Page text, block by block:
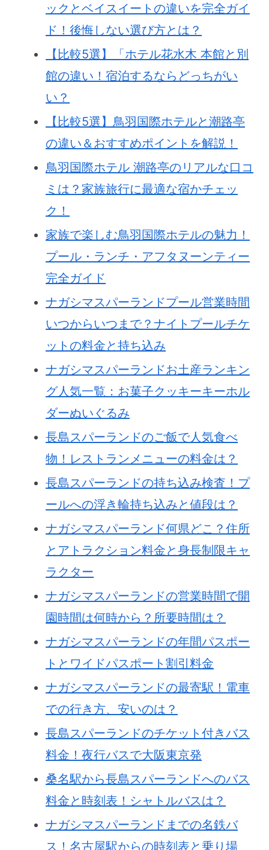
ックとベイスイートの違いを完全ガイ
ド！後悔しない選び方とは？
【比較5選】「ホテル花水木 本館と別
館の違い！宿泊するならどっちがい
い？
【比較5選】鳥羽国際ホテルと潮路亭
の違い＆おすすめポイントを解説！
鳥羽国際ホテル 潮路亭のリアルな口コ
ミは？家族旅行に最適な宿かチェッ
ク！
家族で楽しむ鳥羽国際ホテルの魅力！
プール・ランチ・アフタヌーンティー
完全ガイド
ナガシマスパーランドプール営業時間
いつからいつまで？ナイトプールチケ
ットの料金と持ち込み
ナガシマスパーランドお土産ランキン
グ人気一覧：お菓子クッキーキーホル
ダーぬいぐるみ
長島スパーランドのご飯で人気食べ
物！レストランメニューの料金は？
長島スパーランドの持ち込み検査！プ
ールへの浮き輪持ち込みと値段は？
ナガシマスパーランド何県どこ？住所
とアトラクション料金と身長制限キャ
ラクター
ナガシマスパーランドの営業時間で開
園時間は何時から？所要時間は？
ナガシマスパーランドの年間パスポー
トとワイドパスポート割引料金
ナガシマスパーランドの最寄駅！電車
での行き方、安いのは？
長島スパーランドのチケット付きバス
料金！夜行バスで大阪東京発
桑名駅から長島スパーランドへのバス
料金と時刻表！シャトルバスは？
ナガシマスパーランドまでの名鉄バ
ス！名古屋駅からの時刻表と乗り場